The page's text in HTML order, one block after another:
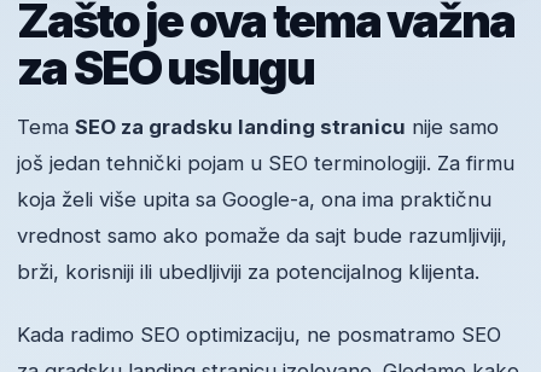
Zašto je ova tema važna
za SEO uslugu
Tema SEO za gradsku landing stranicu nije samo
još jedan tehnički pojam u SEO terminologiji. Za firmu
koja želi više upita sa Google-a, ona ima praktičnu
vrednost samo ako pomaže da sajt bude razumljiviji,
brži, korisniji ili ubedljiviji za potencijalnog klijenta.
Kada radimo SEO optimizaciju, ne posmatramo SEO